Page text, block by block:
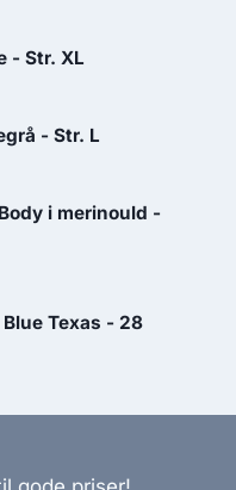
kr..
- Str. XL
- Str. L
i merinould -
Texas - 28